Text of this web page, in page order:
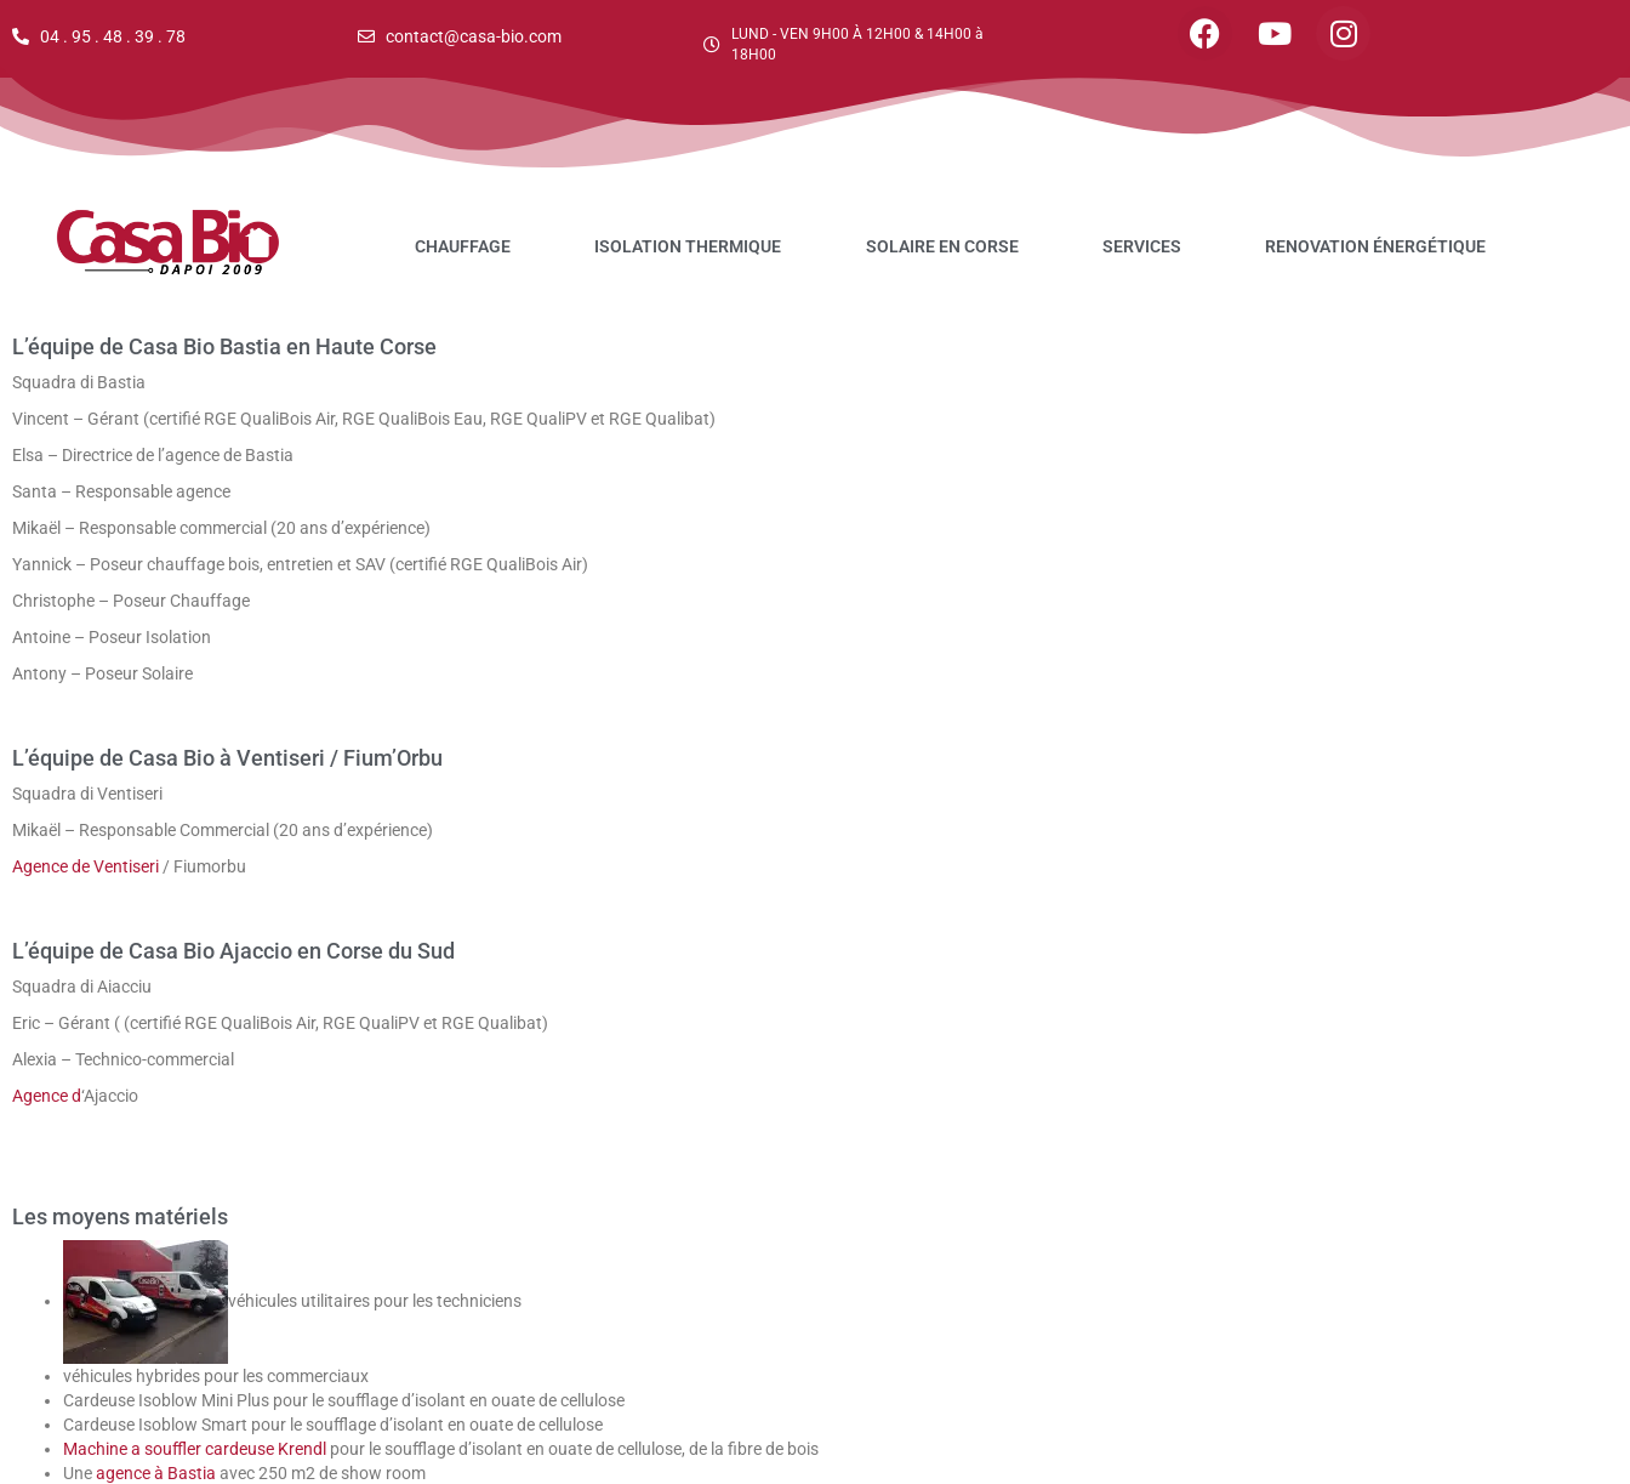
04 . 95 . 48 . 39 . 78 contact@casa-bio.com
LUND - VEN 9H00 À 12H00 & 14H00 à
18H00
CHAUFFAGE ISOLATION THERMIQUE SOLAIRE EN CORSE SERVICES RENOVATION ÉNERGÉTIQUE
L’équipe de Casa Bio Bastia en Haute Corse
Squadra di Bastia
Vincent – Gérant (certifié RGE QualiBois Air, RGE QualiBois Eau, RGE QualiPV et RGE Qualibat)
Elsa – Directrice de l’agence de Bastia
Santa – Responsable agence
Mikaël – Responsable commercial (20 ans d’expérience)
Yannick – Poseur chauffage bois, entretien et SAV (certifié RGE QualiBois Air)
Christophe – Poseur Chauffage
Antoine – Poseur Isolation
Antony – Poseur Solaire
L’équipe de Casa Bio à Ventiseri / Fium’Orbu
Squadra di Ventiseri
Mikaël – Responsable Commercial (20 ans d’expérience)
Agence de Ventiseri / Fiumorbu
L’équipe de Casa Bio Ajaccio en Corse du Sud
Squadra di Aiacciu
Eric – Gérant ( (certifié RGE QualiBois Air, RGE QualiPV et RGE Qualibat)
Alexia – Technico-commercial
Agence d‘Ajaccio
Les moyens matériels
véhicules utilitaires pour les techniciens
véhicules hybrides pour les commerciaux
Cardeuse Isoblow Mini Plus pour le soufflage d’isolant en ouate de cellulose
Cardeuse Isoblow Smart pour le soufflage d’isolant en ouate de cellulose
Machine a souffler cardeuse Krendl pour le soufflage d’isolant en ouate de cellulose, de la fibre de bois
Uneagence à Bastia avec 250 m2 de show room